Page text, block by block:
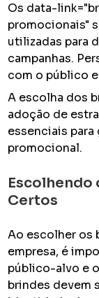
Os data-
promocionais"
utilizadas para
campanhas.
com o público
A escolha dos
adoção de
essenciais
promocional.
Escolhendo
Certos
Ao escolher os
empresa, é
público-alvo e
brindes devem